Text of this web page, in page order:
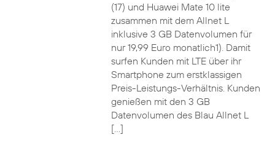
(17) und Huawei Mate 10 lite
zusammen mit dem Allnet L
inklusive 3 GB Datenvolumen für
nur 19,99 Euro monatlich1). Damit
surfen Kunden mit LTE über ihr
Smartphone zum erstklassigen
Preis-Leistungs-Verhältnis. Kunden
genießen mit den 3 GB
Datenvolumen des Blau Allnet L
[…]